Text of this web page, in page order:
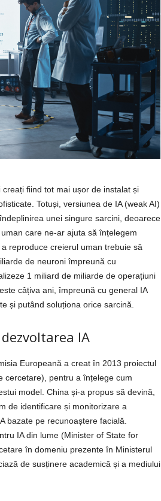
fiind tot mai ușor de instalat și
Totuși, versiunea de IA (weak AI)
unei singure sarcini, deoarece
care ne-ar ajuta să înțelegem
reproduce creierul uman trebuie să
de neuroni împreună cu
1 miliard de miliarde de operațiuni
câțiva ani, împreună cu general IA
și putând soluționa orice sarcină.
IA
Europeană a creat în 2013 proiectul
cercetare), pentru a înțelege cum
model. China și-a propus să devină,
de identificare și monitorizare a
bazate pe recunoaștere facială.
IA din lume (Minister of State for
în domeniu prezente în Ministerul
de susținere academică și a mediului